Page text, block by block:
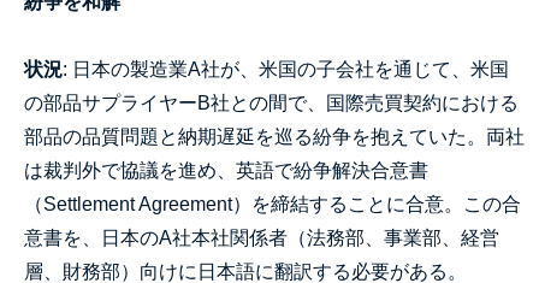
状況: 日本の製造業A社が、米国の子会社を通じて、米国
の部品サプライヤーB社との間で、国際売買契約における
部品の品質問題と納期遅延を巡る紛争を抱えていた。両社
は裁判外で協議を進め、英語で紛争解決合意書
（Settlement Agreement）を締結することに合意。この合
意書を、日本のA社本社関係者（法務部、事業部、経営
層、財務部）向けに日本語に翻訳する必要がある。